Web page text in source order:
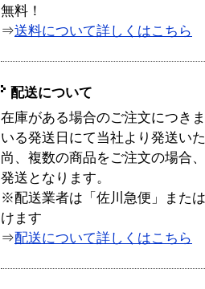
無料！
⇒送料について詳しくはこちら
配送について
在庫がある場合のご注文につき
いる発送日にて当社より発送い
尚、複数の商品をご注文の場合
発送となります。
※配送業者は「佐川急便」また
けます
⇒配送について詳しくはこちら